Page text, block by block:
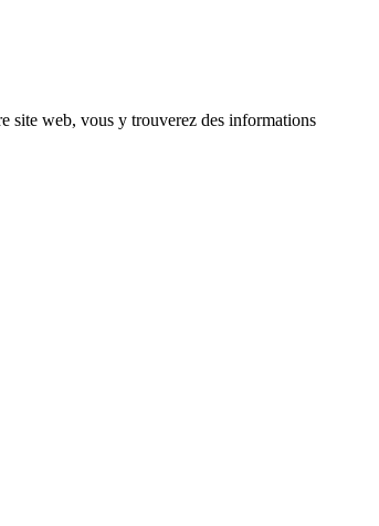
site web, vous y trouverez des informations